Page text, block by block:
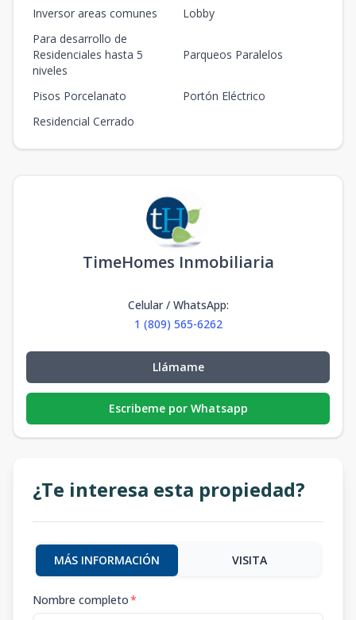
m2
m2
G5
22.52
109.75
Modelo 12
Inversor areas comunes
Lobby
Para desarrollo de
Residenciales hasta 5
niveles
Parqueos Paralelos
Pisos Porcelanato
Portón Eléctrico
Residencial Cerrado
TimeHomes Inmobiliaria
Celular / WhatsApp:
1 (809) 565-6262
Llámame
Escribeme por Whatsapp
¿Te interesa esta propiedad?
MÁS INFORMACIÓN VISITA
Nombre completo*